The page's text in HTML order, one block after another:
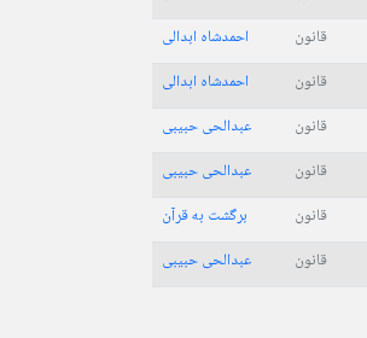
قانون احمدشاه ابدالی
قانون احمدشاه ابدالی
قانون عبدالحی حبیبی
قانون عبدالحی حبیبی
قانون برگشت به قرآن
قانون عبدالحی حبیبی